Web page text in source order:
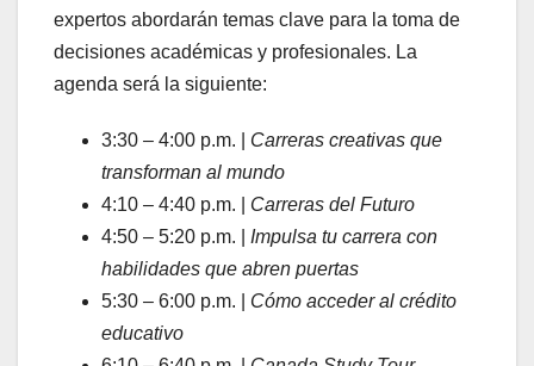
expertos abordarán temas clave para la toma de
decisiones académicas y profesionales. La
agenda será la siguiente:
3:30 – 4:00 p.m. | Carreras creativas que
transforman al mundo
4:10 – 4:40 p.m. | Carreras del Futuro
4:50 – 5:20 p.m. | Impulsa tu carrera con
habilidades que abren puertas
5:30 – 6:00 p.m. | Cómo acceder al crédito
educativo